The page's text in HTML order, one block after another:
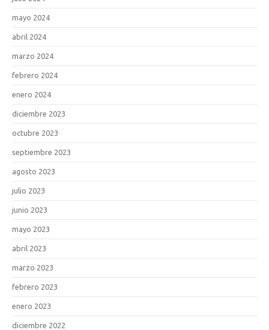
mayo 2024
abril 2024
marzo 2024
febrero 2024
enero 2024
diciembre 2023
octubre 2023
septiembre 2023
agosto 2023
julio 2023
junio 2023
mayo 2023
abril 2023
marzo 2023
febrero 2023
enero 2023
diciembre 2022